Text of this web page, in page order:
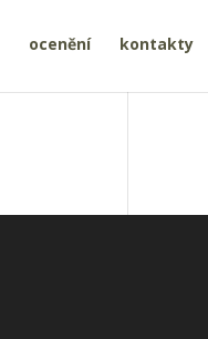
ocenění kontakty